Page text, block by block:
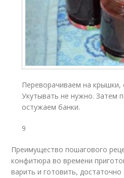
Переворачиваем на крышки,
Укутывать не нужно. Затем
остужаем банки.
9
Преимущество пошагового
конфитюра во времени
варить и готовить,